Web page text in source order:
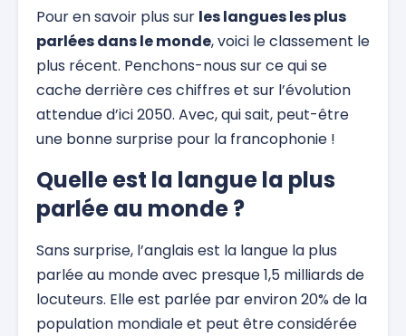
Pour en savoir plus sur les langues les plus
parlées dans le monde, voici le classement le
plus récent. Penchons-nous sur ce qui se
cache derrière ces chiffres et sur l’évolution
attendue d’ici 2050. Avec, qui sait, peut-être
une bonne surprise pour la francophonie !
Quelle est la langue la plus
parlée au monde ?
Sans surprise, l’anglais est la langue la plus
parlée au monde avec presque 1,5 milliards de
locuteurs. Elle est parlée par environ 20% de la
population mondiale et peut être considérée